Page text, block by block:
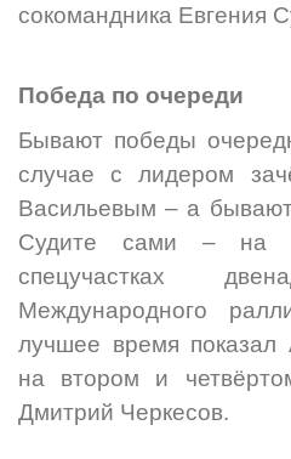
сокомандника Евгения
Победа по очереди
Бывают победы
случае с лидером
Васильевым – а
Судите сами – на
спецучастках
Международного
лучшее время показал
на втором и
Дмитрий Черкесов.